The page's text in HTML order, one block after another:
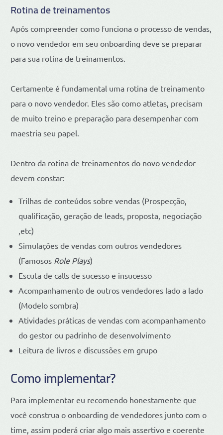
Rotina de treinamentos
Após compreender como funciona o processo de vendas,
o novo vendedor em seu onboarding deve se preparar
para sua rotina de treinamentos.
Certamente é fundamental uma rotina de treinamento
para o novo vendedor. Eles são como atletas, precisam
de muito treino e preparação para desempenhar com
maestria seu papel.
Dentro da rotina de treinamentos do novo vendedor
devem constar:
Trilhas de conteúdos sobre vendas (Prospecção,
qualificação, geração de leads, proposta, negociação
,etc)
Simulações de vendas com outros vendedores
(Famosos Role Plays)
Escuta de calls de sucesso e insucesso
Acompanhamento de outros vendedores lado a lado
(Modelo sombra)
Atividades práticas de vendas com acompanhamento
do gestor ou padrinho de desenvolvimento
Leitura de livros e discussões em grupo
Como implementar?
Para implementar eu recomendo honestamente que
você construa o onboarding de vendedores junto com o
time, assim poderá criar algo mais assertivo e coerente